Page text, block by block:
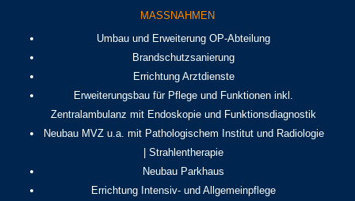
MASSNAHMEN
Umbau und Erweiterung OP-Abteilung
Brandschutzsanierung
Errichtung Arztdienste
Erweiterungsbau für Pflege und Funktionen inkl.
Zentralambulanz mit Endoskopie und Funktionsdiagnostik
Neubau MVZ u.a. mit Pathologischem Institut und Radiologie
| Strahlentherapie
Neubau Parkhaus
Errichtung Intensiv- und Allgemeinpflege